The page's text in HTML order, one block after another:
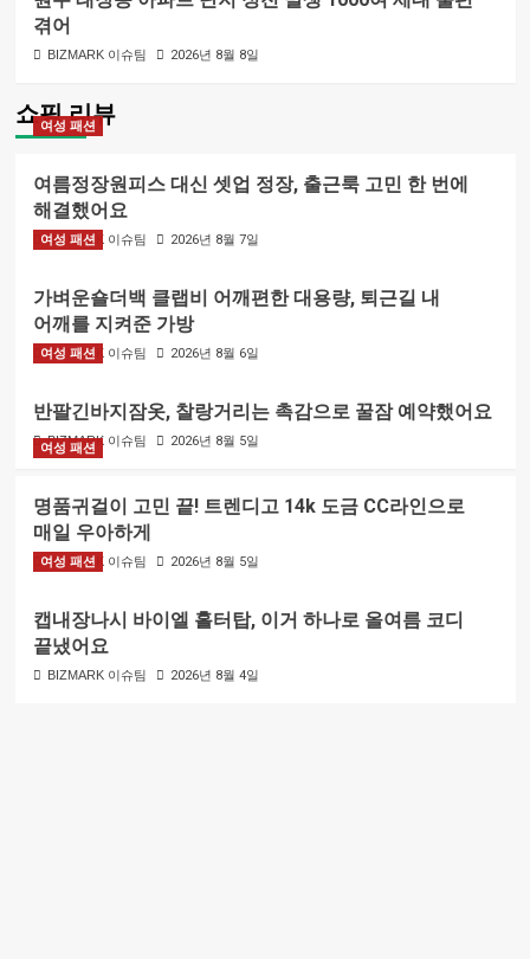
겪어
BIZMARK 이슈팀 2026년 8월 8일
쇼핑 리뷰
여성 패션
여름정장원피스 대신 셋업 정장, 출근룩 고민 한 번에
해결했어요
BIZMARK 이슈팀 2026년 8월 7일
여성 패션
가벼운숄더백 클랩비 어깨편한 대용량, 퇴근길 내
어깨를 지켜준 가방
BIZMARK 이슈팀 2026년 8월 6일
여성 패션
반팔긴바지잠옷, 찰랑거리는 촉감으로 꿀잠 예약했어요
BIZMARK 이슈팀 2026년 8월 5일
여성 패션
명품귀걸이 고민 끝! 트렌디고 14k 도금 CC라인으로
매일 우아하게
BIZMARK 이슈팀 2026년 8월 5일
여성 패션
캡내장나시 바이엘 홀터탑, 이거 하나로 올여름 코디
끝냈어요
BIZMARK 이슈팀 2026년 8월 4일